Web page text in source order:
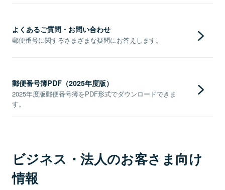
よくあるご質問・お問い合わせ
郵便番号に関するさまざまな疑問にお答えします。
郵便番号簿PDF（2025年度版）
2025年度版郵便番号簿をPDF形式でダウンロードできま
す。
ビジネス・法人のお客さま向け
情報